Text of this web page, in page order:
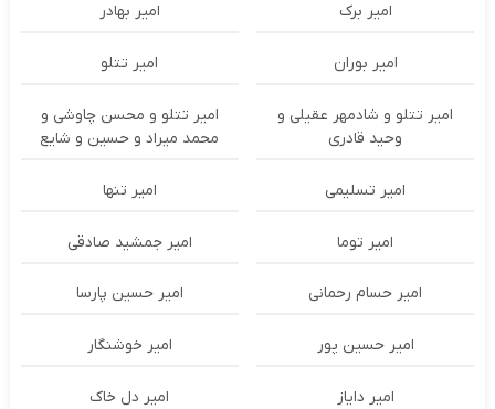
امیر برک امیر بهادر
امیر بوران امیر تتلو
امیر تتلو و شادمهر عقیلی و
وحید قادری
امیر تتلو و محسن چاوشی و
محمد میراد و حسین و شایع
امیر تسلیمی امیر تنها
امیر توما امیر جمشید صادقی
امیر حسام رحمانی امیر حسین پارسا
امیر حسین پور امیر خوشنگار
امیر دایاز امیر دل خاک